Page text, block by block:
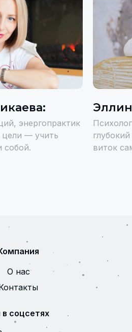
энергопрактик
цели — учить
собой.
виток
О нас
соцсетях